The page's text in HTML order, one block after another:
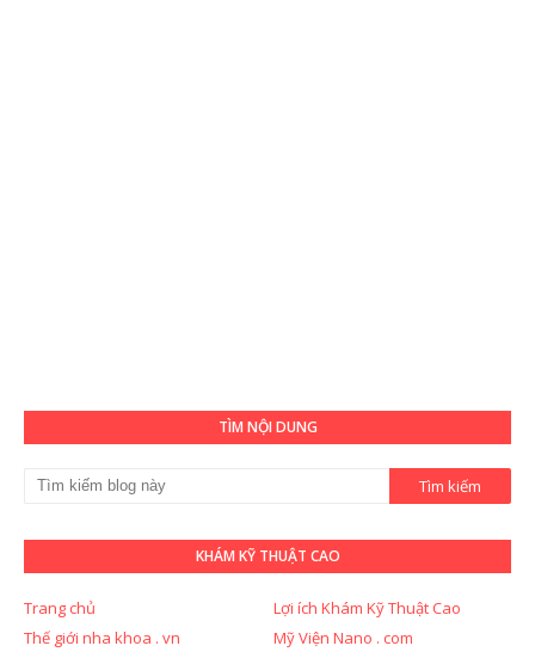
TÌM NỘI DUNG
KHÁM KỸ THUẬT CAO
Trang chủ
Lợi ích Khám Kỹ Thuật Cao
Thế giới nha khoa . vn
Mỹ Viện Nano . com